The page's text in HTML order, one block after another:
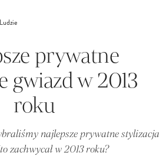
Ludzie
prywatne
gwiazd w 2013
roku
najlepsze prywatne stylizacja
zachwycał w 2013 roku?